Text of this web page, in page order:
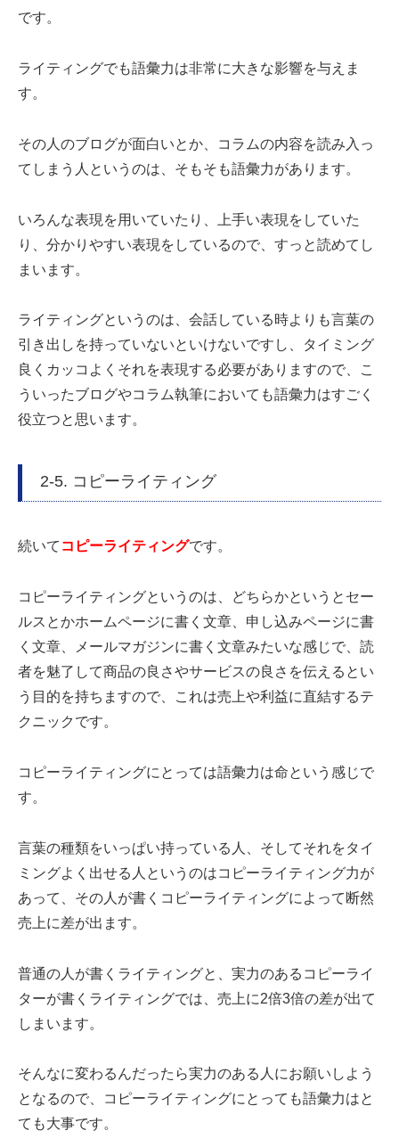
です。
ライティングでも語彙力は非常に大きな影響を与えま
す。
その人のブログが面白いとか、コラムの内容を読み入っ
てしまう人というのは、そもそも語彙力があります。
いろんな表現を用いていたり、上手い表現をしていた
り、分かりやすい表現をしているので、すっと読めてし
まいます。
ライティングというのは、会話している時よりも言葉の
引き出しを持っていないといけないですし、タイミング
良くカッコよくそれを表現する必要がありますので、こ
ういったブログやコラム執筆においても語彙力はすごく
役立つと思います。
2-5. コピーライティング
続いて コピーライティングです。
コピーライティングというのは、どちらかというとセー
ルスとかホームページに書く文章、申し込みページに書
く文章、メールマガジンに書く文章みたいな感じで、読
者を魅了して商品の良さやサービスの良さを伝えるとい
う目的を持ちますので、これは売上や利益に直結するテ
クニックです。
コピーライティングにとっては語彙力は命という感じで
す。
言葉の種類をいっぱい持っている人、そしてそれをタイ
ミングよく出せる人というのはコピーライティング力が
あって、その人が書くコピーライティングによって断然
売上に差が出ます。
普通の人が書くライティングと、実力のあるコピーライ
ターが書くライティングでは、売上に2倍3倍の差が出て
しまいます。
そんなに変わるんだったら実力のある人にお願いしよう
となるので、コピーライティングにとっても語彙力はと
ても大事です。